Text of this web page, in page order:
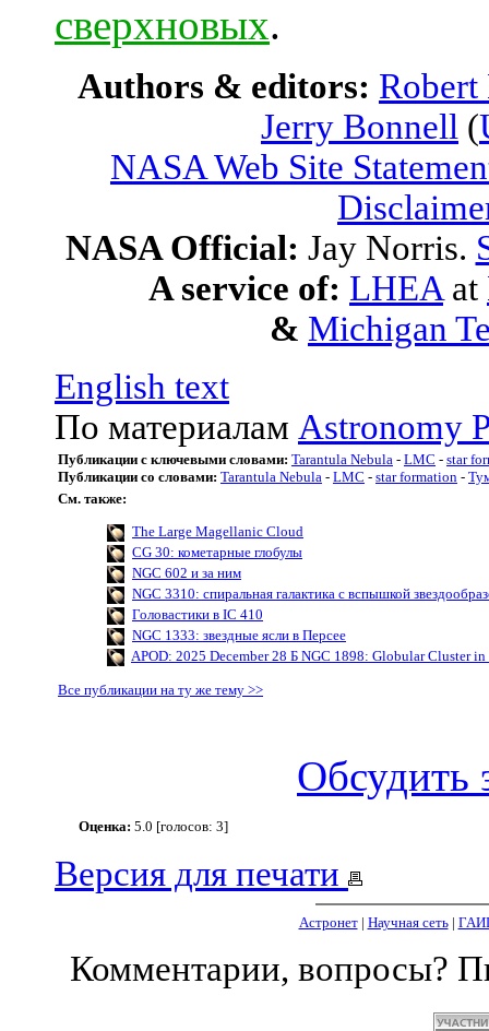
сверхновых.
Authors & editors:
Jerry Bonnell (
NASA Web Site
NASA Official: Jay Norris.
A service of: LHEA at
& Michigan
English text
По материалам Astronomy
Публикации с ключевыми словами: Tarantula Nebula - LMC - star
Публикации со словами: Tarantula Nebula - LMC - star formation -
См. также:
The Large Magellanic Cloud
CG 30: кометарные глобулы
NGC 602 и за ним
NGC 3310: спиральная галактика с вспышкой
Головастики в IC 410
NGC 1333: звездные ясли в Персее
APOD: 2025 December 28 Б NGC 1898: Globular Cluster
Все публикации на ту же тему >>
Обсудить
Оценка: 5.0 [голосов: 3]
Версия для печати
Астронет| Научная сеть|
Комментарии, вопросы?